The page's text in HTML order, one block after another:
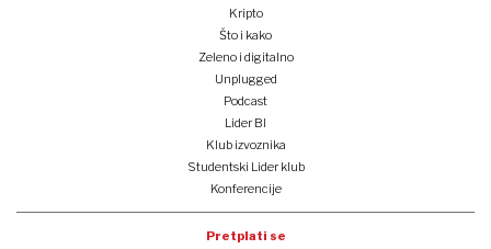
Kripto
Što i kako
Zeleno i digitalno
Unplugged
Podcast
Lider BI
Klub izvoznika
Studentski Lider klub
Konferencije
Pretplati se